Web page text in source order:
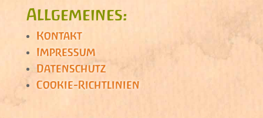
Allgemeines:
Kontakt
Impressum
Datenschutz
Cookie-Richtlinien